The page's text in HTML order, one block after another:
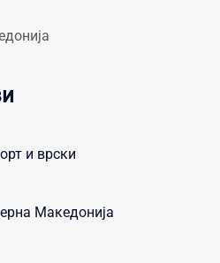
и врски
Македонија